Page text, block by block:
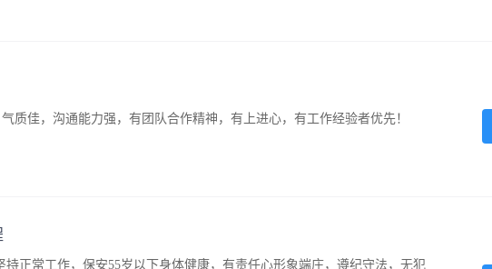
质佳，沟通能力强，有团队合作精神，有上进心，有工作经验者优先！
正常工作，保安55岁以下身体健康，有责任心形象端庄，遵纪守法，无犯